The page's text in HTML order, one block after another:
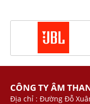
CÔNG TY ÂM
Địa chỉ : Đường Đỗ